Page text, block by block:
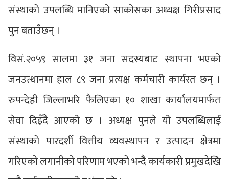
संस्थाको उपलब्धि मानिएको साकोसका अध्यक्ष गिरीप्रसाद
पुन बताउँछन् ।
विसं.२०५९ सालमा ३१ जना सदस्यबाट स्थापना भएको
जनउत्थानमा हाल ८९ जना प्रत्यक्ष कर्मचारी कार्यरत छन् ।
रुपन्देही जिल्लाभरि फैलिएका १० शाखा कार्यालयमार्फत
सेवा दिइँदै आएको छ । अध्यक्ष पुनले यो उपलब्धिलाई
संस्थाको पारदर्शी वित्तीय व्यवस्थापन र उत्पादन क्षेत्रमा
गरिएको लगानीको परिणाम भएको भन्दै कार्यकारी प्रमुखदेखि